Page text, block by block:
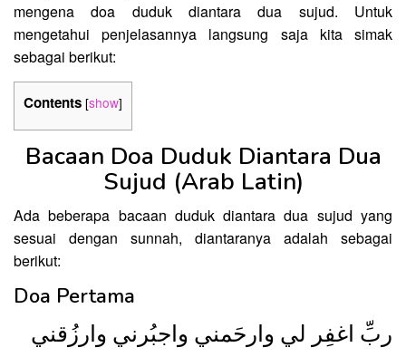
mengena doa duduk diantara dua sujud. Untuk
mengetahui penjelasannya langsung saja kita simak
sebagai berikut:
Contents [show]
Bacaan Doa Duduk Diantara Dua
Sujud (Arab Latin)
Ada beberapa bacaan duduk diantara dua sujud yang
sesuai dengan sunnah, diantaranya adalah sebagai
berikut:
Doa Pertama
ربِّ اغفِر لي وارحَمني واجبُرني وارزُقني